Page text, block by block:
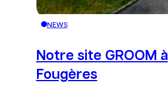
NEWS
Notre site GROOM à
Fougères